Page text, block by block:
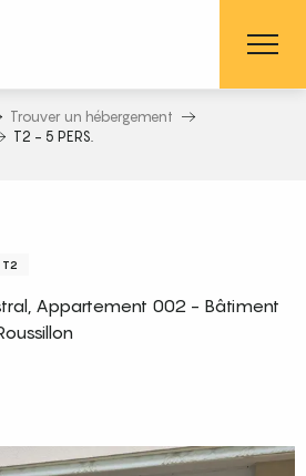
Trouver un hébergement
T2 - 5 PERS.
T2
Appartement 002 - Bâtiment
favoris